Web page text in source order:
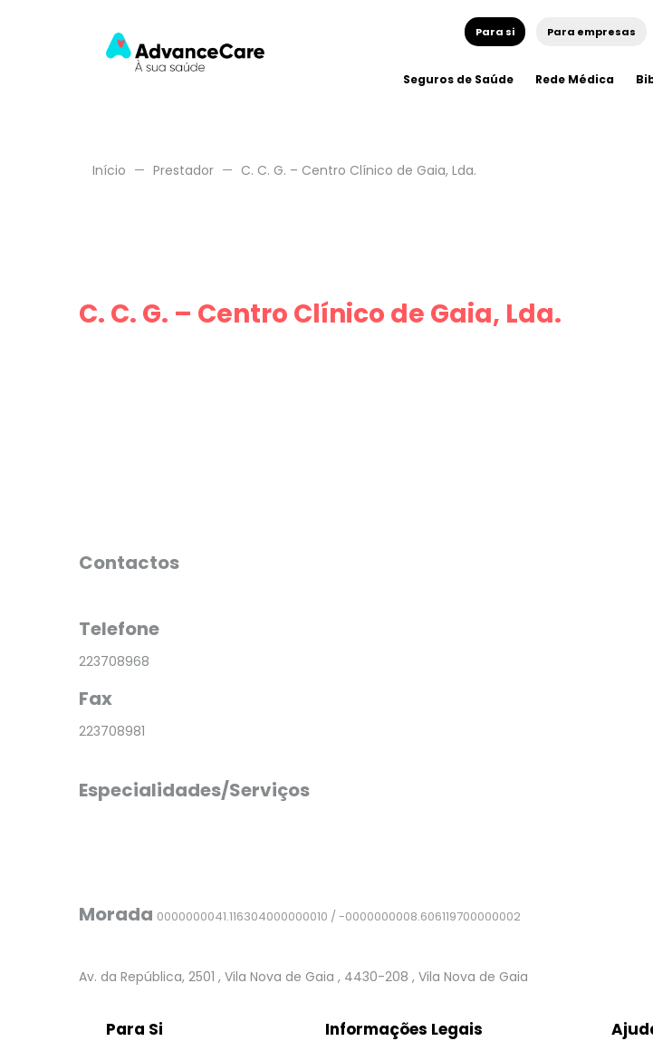
Para si Para empresas
Seguros de Saúde Rede Médica
Início Prestador C. C. G. – Centro Clínico de Gaia, Lda.
C. C. G. – Centro Clínico de Gaia, Lda.
Contactos
Telefone
223708968
Fax
223708981
Especialidades/Serviços
Morada 0000000041.116304000000010 / -0000000008.606119700000002
Av. da República, 2501 , Vila Nova de Gaia , 4430-208 , Vila Nova de Gaia
Para Si Informações Legais